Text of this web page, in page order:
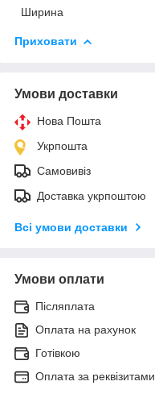
Ширина
Приховати
Умови доставки
Нова Пошта
Укрпошта
Самовивіз
Доставка укрпоштою
Всі умови доставки
Умови оплати
Післяплата
Оплата на рахунок
Готівкою
Оплата за реквізитами